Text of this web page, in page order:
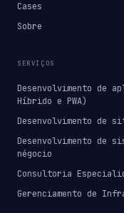
Cases
Sobre
SERVIÇOS
Desenvolvimento de
Híbrido e PWA)
Desenvolvimento de
Desenvolvimento de
négocio
Consultoria
Gerenciamento de